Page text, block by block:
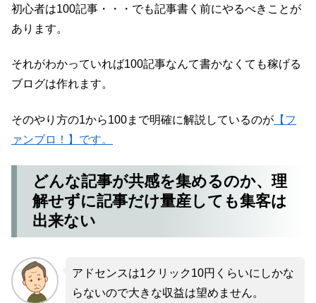
初心者は100記事・・・でも記事書く前にやるべきことが
あります。
それがわかっていれば100記事なんて書かなくても稼げる
ブログは作れます。
そのやり方の1から100まで明確に解説しているのが 【フ
ァンブロ！】です。
どんな記事が共感を集めるのか、理
解せずに記事だけ量産しても集客は
出来ない
アドセンスは1クリック10円くらいにしかな
らないので大きな収益は望めません。